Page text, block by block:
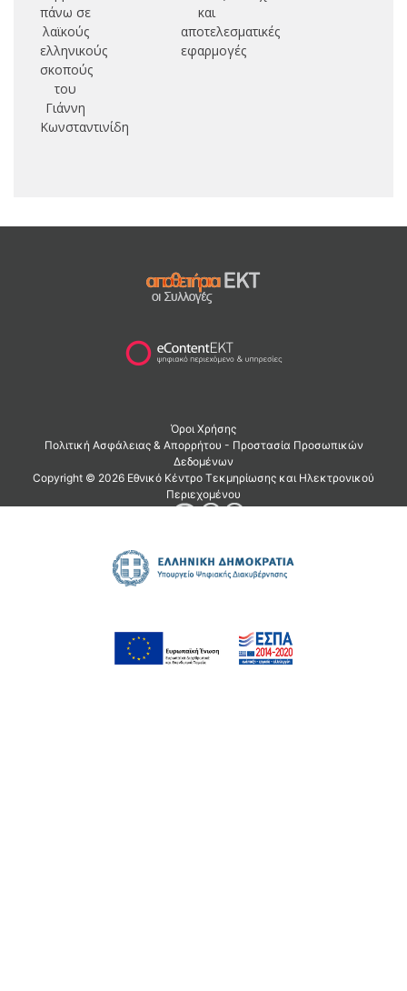
πάνω σε
λαϊκούς
ελληνικούς
σκοπούς
του
Γιάννη
Κωνσταντινίδη
και
αποτελεσματικές
εφαρμογές